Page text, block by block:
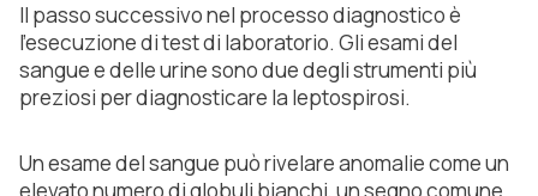
Il passo successivo nel processo diagnostico è
l'esecuzione di test di laboratorio. Gli esami del
sangue e delle urine sono due degli strumenti più
preziosi per diagnosticare la leptospirosi.
Un esame del sangue può rivelare anomalie come un